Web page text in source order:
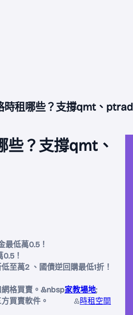
時租哪些？支撐qmt、
些？支撐qmt、
最低萬0.5！
！
至萬2 、國債逆回購最低1折！
格買賣。&nbsp家教場地;
賣軟件。 &時租空間